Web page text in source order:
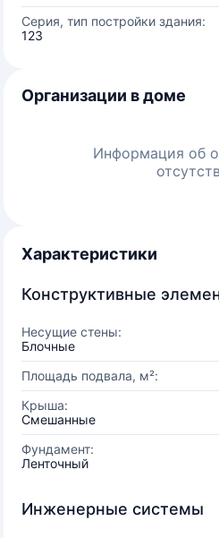
Серия, тип постройки здания:
123
Организации в доме
Информация об
Характеристики
Конструктивные
Несущие стены:
Блочные
Площадь подвала, м²:
Крыша:
Смешанные
Фундамент:
Ленточный
Инженерные системы